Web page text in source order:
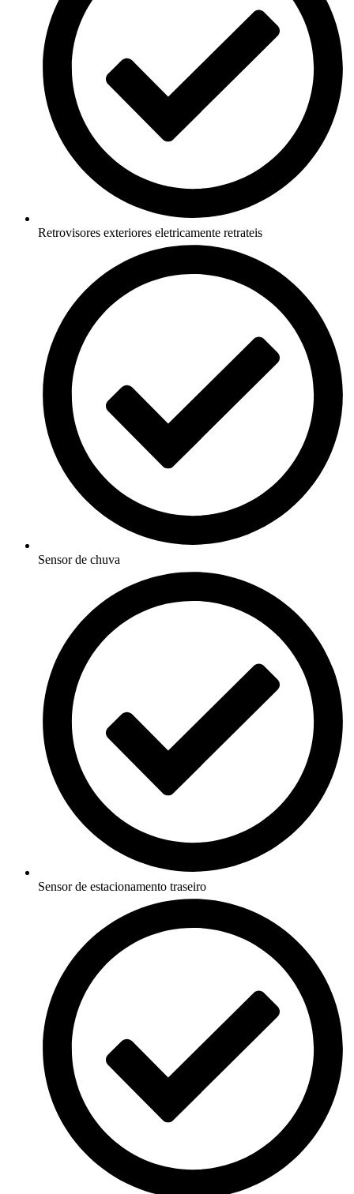
Retrovisores exteriores eletricamente retrateis
Sensor de chuva
Sensor de estacionamento traseiro